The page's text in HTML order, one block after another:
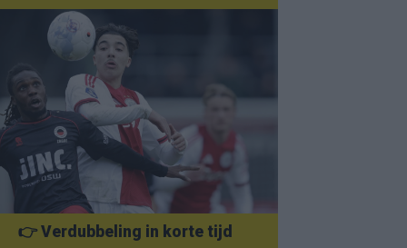
👉 Verdubbeling in korte tijd